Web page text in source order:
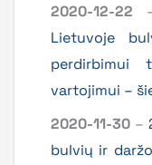
2020-12-22
Lietuvoje
perdirbimui
vartojimui –
2020-11-30 –
bulvių ir